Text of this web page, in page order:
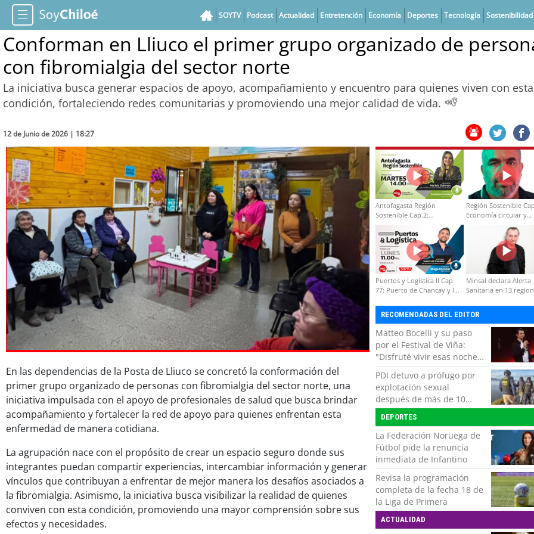
SOYTV Podcast Actualidad Entretención Economía Deportes Tecnología Sostenibilidad
Conforman en Lliuco el primer grupo organizado de
con fibromialgia del sector norte
La iniciativa busca generar espacios de apoyo, acompañamiento y encuentro para quienes viven con esta
condición, fortaleciendo redes comunitarias y promoviendo una mejor calidad de vida.
12 de Junio de 2026 | 18:27
En las dependencias de la Posta de Lliuco se concretó la conformación del
primer grupo organizado de personas con fibromialgia del sector norte, una
iniciativa impulsada con el apoyo de profesionales de salud que busca brindar
acompañamiento y fortalecer la red de apoyo para quienes enfrentan esta
enfermedad de manera cotidiana.
La agrupación nace con el propósito de crear un espacio seguro donde sus
integrantes puedan compartir experiencias, intercambiar información y generar
vínculos que contribuyan a enfrentar de mejor manera los desafíos asociados a
la fibromialgia. Asimismo, la iniciativa busca visibilizar la realidad de quienes
conviven con esta condición, promoviendo una mayor comprensión sobre sus
efectos y necesidades.
Antofagasta Región
Sostenible Cap.2:
Educación ambiental y
formación de capacidades
técnicas
Región Sostenible
Economía circular y
Puertos y Logística II Cap
77: Puerto de Chancay y la
Minsal declara Alerta
Sanitaria en 13
RECOMENDADAS DEL EDITOR
Matteo Bocelli y su paso
por el Festival de Viña:
"Disfruté vivir esas noches.
Es momento de volver con
mi show"
PDI detuvo a prófugo por
explotación sexual
después de más de 10
horas de navegación en la
zona austral
DEPORTES
La Federación Noruega de
Fútbol pide la renuncia
inmediata de Infantino
Revisa la programación
completa de la fecha 18 de
la Liga de Primera
ACTUALIDAD